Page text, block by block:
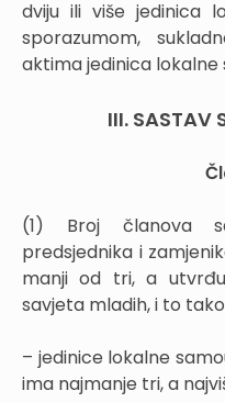
dviju ili više jedinica
sporazumom,
aktima jedinica lokalne
III. SASTAV
(1) Broj članova
predsjednika i
manji od tri, a
savjeta mladih, i to
– jedinice lokalne
ima najmanje tri, a